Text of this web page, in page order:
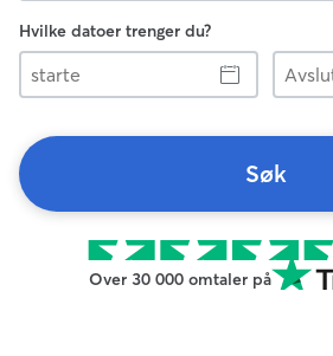
Hvilke datoer trenger du?
starte
Avslutte
Søk
Over 30 000 omtaler på